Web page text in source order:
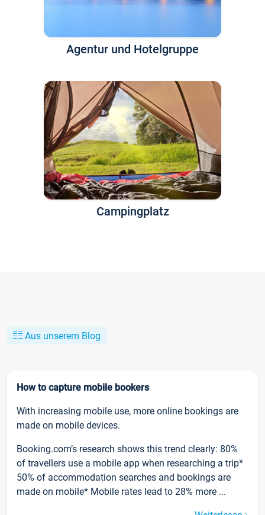
Agentur und Hotelgruppe
Campingplatz
Aus unserem Blog
How to capture mobile bookers
With increasing mobile use, more online bookings are
made on mobile devices.
Booking.com’s research shows this trend clearly: 80%
of travellers use a mobile app when researching a trip*
50% of accommodation searches and bookings are
made on mobile* Mobile rates lead to 28% more ...